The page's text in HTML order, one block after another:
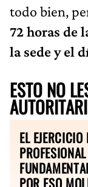
todo bien,
72 horas de
la sede y el
ESTO NO
EL
POR ESO